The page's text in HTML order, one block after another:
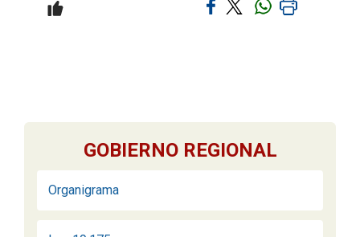
GOBIERNO REGIONAL
Organigrama